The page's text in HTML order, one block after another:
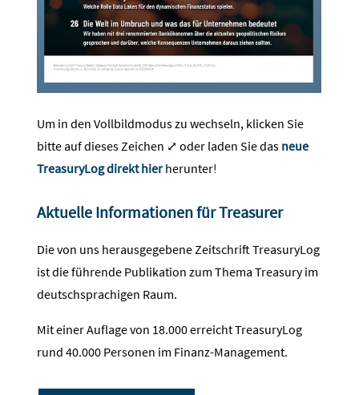
Um in den Vollbildmodus zu wechseln, klicken Sie
bitte auf dieses Zeichen ⤢ oder laden Sie das neue
TreasuryLog direkt hierherunter!
Aktuelle Informationen für Treasurer
Die von uns herausgegebene Zeitschrift TreasuryLog
ist die führende Publikation zum Thema Treasury im
deutschsprachigen Raum.
Mit einer Auflage von 18.000 erreicht TreasuryLog
rund 40.000 Personen im Finanz-Management.